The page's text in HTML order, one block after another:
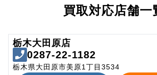
買取対応店舗一
栃木大田原店
0287-22-1182
栃木県大田原市美原1丁目3534